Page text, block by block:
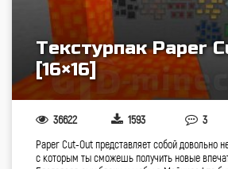
Текстурпак Paper
[16×16]
36622 1593 3
Paper Cut-Out представляет собой довольно
с которым ты сможешь получить новые